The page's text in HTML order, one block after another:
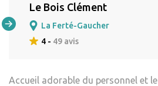
Le Bois Clément
La Ferté-Gaucher
4 - 49 avis
Accueil adorable du personnel et